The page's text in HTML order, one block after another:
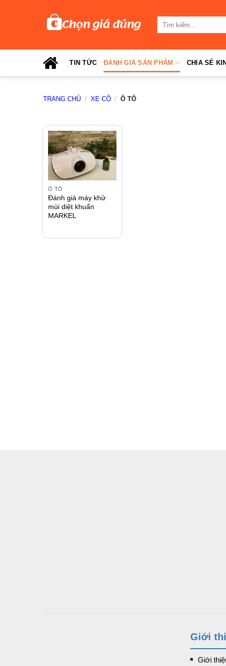
TIN TỨC ĐÁNH GIÁ SẢN PHẨM CHIA SẺ
TRANG CHỦ / XE CỘ / Ô TÔ
Ô TÔ
Đánh giá máy khử
mùi diệt khuẩn
MARKEL
Giới
Giới